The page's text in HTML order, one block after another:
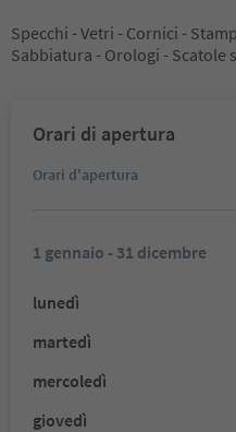
Specchi - Vetri - Cornici -
Sabbiatura - Orologi - Scatole
Orari di apertura
Orari d'apertura
1 gennaio - 31 dicembre
lunedì
martedì
mercoledì
giovedì